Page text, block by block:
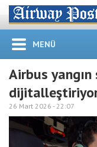
MENÜ
Airbus
26 Mart 2026 -22:07